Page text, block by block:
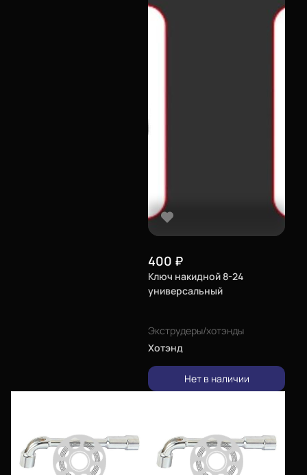
400 ₽
Ключ накидной 8-24
универсальный
Экструдеры/хотэнды
Хотэнд
Нет в наличии